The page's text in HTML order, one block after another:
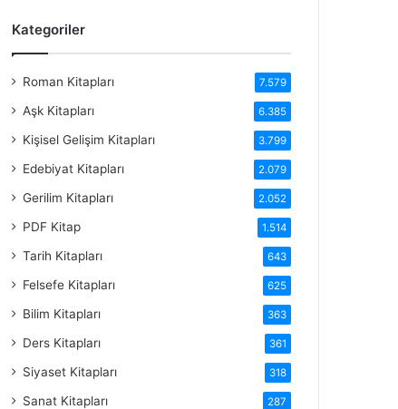
Kategoriler
Roman Kitapları 7.579
Aşk Kitapları 6.385
Kişisel Gelişim Kitapları 3.799
Edebiyat Kitapları 2.079
Gerilim Kitapları 2.052
PDF Kitap 1.514
Tarih Kitapları 643
Felsefe Kitapları 625
Bilim Kitapları 363
Ders Kitapları 361
Siyaset Kitapları 318
Sanat Kitapları 287